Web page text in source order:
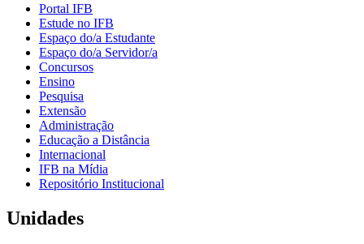
Portal IFB
Estude no IFB
Espaço do/a Estudante
Espaço do/a Servidor/a
Concursos
Ensino
Pesquisa
Extensão
Administração
Educação a Distância
Internacional
IFB na Mídia
Repositório Institucional
Unidades